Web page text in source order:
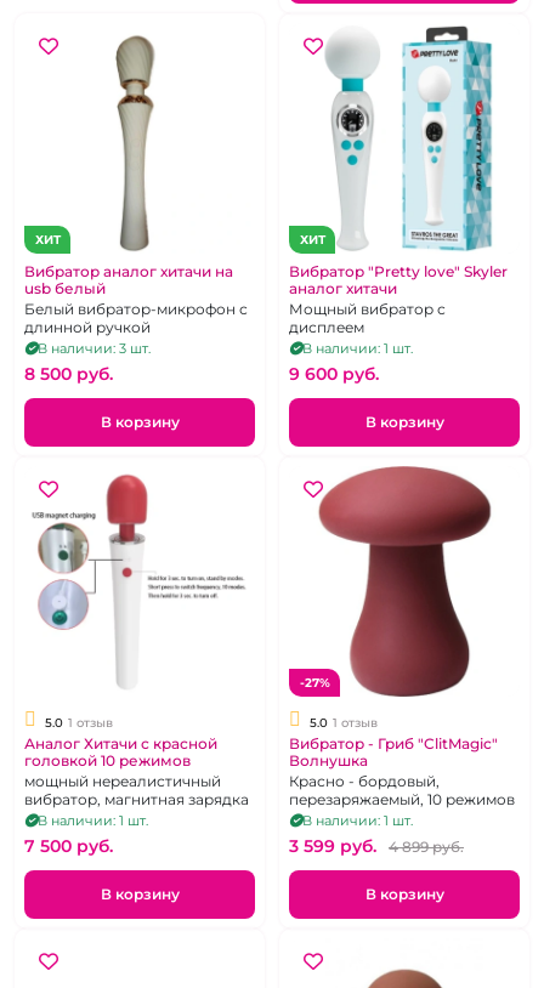
ХИТ
Вибратор аналог хитачи на
usb белый
Белый вибратор-микрофон с
длинной ручкой
В наличии: 3 шт.
8 500 pуб.
В корзину
ХИТ
Вибратор "Pretty love" Skyler
аналог хитачи
Мощный вибратор с
дисплеем
В наличии: 1 шт.
9 600 pуб.
В корзину
5.0 1 отзыв
Аналог Хитачи с красной
головкой 10 режимов
мощный нереалистичный
вибратор, магнитная зарядка
В наличии: 1 шт.
7 500 pуб.
В корзину
-27%
5.0 1 отзыв
Вибратор - Гриб "ClitMagic"
Волнушка
Красно - бордовый,
перезаряжаемый, 10 режимов
В наличии: 1 шт.
3 599 pуб. 4 899 pуб.
В корзину